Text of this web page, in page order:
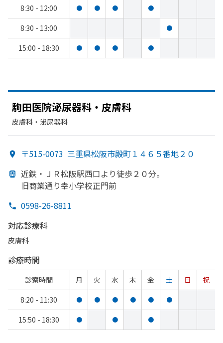
8:30 - 12:00
● ● ● ●
8:30 - 13:00 ●
15:00 - 18:30 ● ● ● ●
駒田医院泌尿器科・皮膚科
皮膚科・​泌尿器科
〒515-0073 三重県松阪市殿町１４６５番地２０
近鉄・ＪＲ松阪駅西口より徒歩２０分。
旧商業通り幸小学校正門前
0598-26-8811
対応診療科
皮膚科
診療時間
診察時間 月 火 水 木 金 土 日
祝
8:20 - 11:30
● ● ● ● ● ●
15:50 - 18:30 ● ● ●